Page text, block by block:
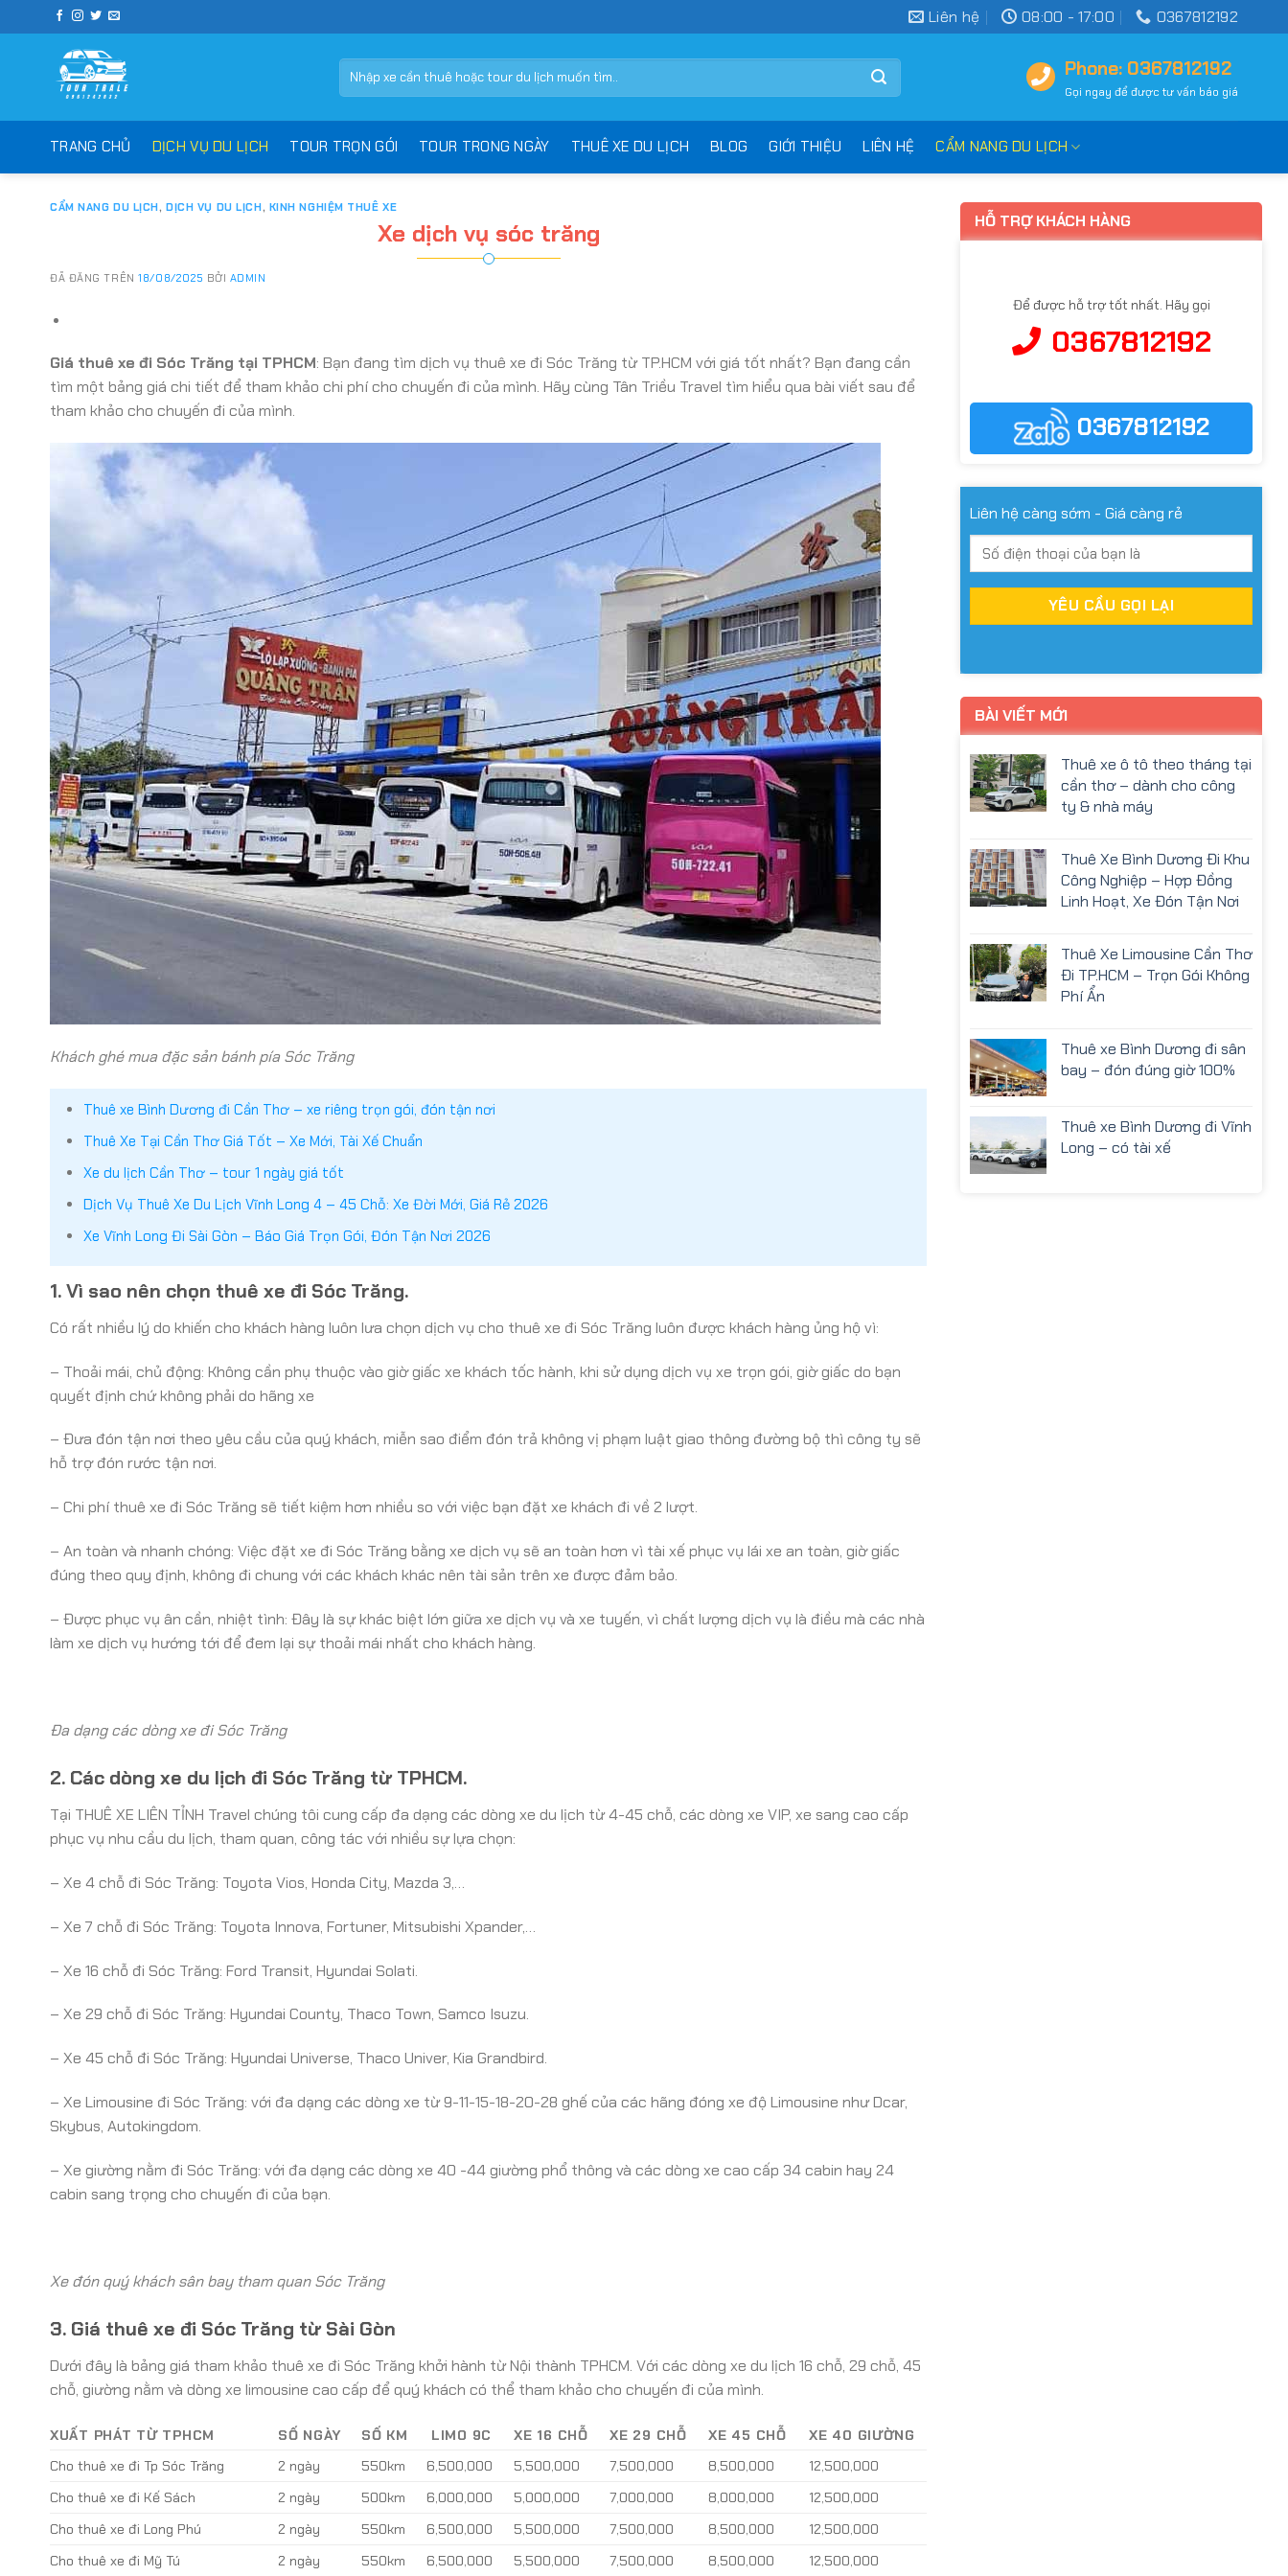
đến
Liên hệ 08:00 - 17:00 0367812192
Tìm
kiếm:
Phone: 0367812192
Gọi ngay để được tư vấn báo giá
TRANG CHỦ DỊCH VỤ DU LỊCH TOUR TRỌN GÓI TOUR TRONG NGÀY THUÊ XE DU LỊCH BLOG GIỚI THIỆU LIÊN HỆ CẨM NANG DU LỊCH
CẨM NANG DU LỊCH,DỊCH VỤ DU LỊCH, KINH NGHIỆM THUÊ XE
Xe dịch vụ sóc trăng
ĐÃ ĐĂNG TRÊN18/08/2025 BỞI ADMIN
Giá thuê xe đi Sóc Trăng tại TPHCM: Bạn đang tìm dịch vụ thuê xe đi Sóc Trăng từ TP.HCM với giá tốt nhất? Bạn đang cần
tìm một bảng giá chi tiết để tham khảo chi phí cho chuyến đi của mình. Hãy cùng Tân Triều Travel tìm hiểu qua bài viết sau để
tham khảo cho chuyến đi của mình.
Khách ghé mua đặc sản bánh pía Sóc Trăng
Thuê xe Bình Dương đi Cần Thơ – xe riêng trọn gói, đón tận nơi
Thuê Xe Tại Cần Thơ Giá Tốt – Xe Mới, Tài Xế Chuẩn
Xe du lịch Cần Thơ – tour 1 ngày giá tốt
Dịch Vụ Thuê Xe Du Lịch Vĩnh Long 4 – 45 Chỗ: Xe Đời Mới, Giá Rẻ 2026
Xe Vĩnh Long Đi Sài Gòn – Báo Giá Trọn Gói, Đón Tận Nơi 2026
1. Vì sao nên chọn thuê xe đi Sóc Trăng.
Có rất nhiều lý do khiến cho khách hàng luôn lưa chọn dịch vụ cho thuê xe đi Sóc Trăng luôn được khách hàng ủng hộ vì:
– Thoải mái, chủ động: Không cần phụ thuộc vào giờ giấc xe khách tốc hành, khi sử dụng dịch vụ xe trọn gói, giờ giấc do bạn
quyết định chứ không phải do hãng xe
– Đưa đón tận nơi theo yêu cầu của quý khách, miễn sao điểm đón trả không vị phạm luật giao thông đường bộ thì công ty sẽ
hỗ trợ đón rước tận nơi.
– Chi phí thuê xe đi Sóc Trăng sẽ tiết kiệm hơn nhiều so với việc bạn đặt xe khách đi về 2 lượt.
– An toàn và nhanh chóng: Việc đặt xe đi Sóc Trăng bằng xe dịch vụ sẽ an toàn hơn vì tài xế phục vụ lái xe an toàn, giờ giấc
đúng theo quy định, không đi chung với các khách khác nên tài sản trên xe được đảm bảo.
– Được phục vụ ân cần, nhiệt tình: Đây là sự khác biệt lớn giữa xe dịch vụ và xe tuyến, vì chất lượng dịch vụ là điều mà các nhà
làm xe dịch vụ hướng tới để đem lại sự thoải mái nhất cho khách hàng.
Đa dạng các dòng xe đi Sóc Trăng
2. Các dòng xe du lịch đi Sóc Trăng từ TPHCM.
Tại THUÊ XE LIÊN TỈNH Travel chúng tôi cung cấp đa dạng các dòng xe du lịch từ 4-45 chỗ, các dòng xe VIP, xe sang cao cấp
phục vụ nhu cầu du lịch, tham quan, công tác với nhiều sự lựa chọn:
– Xe 4 chỗ đi Sóc Trăng: Toyota Vios, Honda City, Mazda 3,…
– Xe 7 chỗ đi Sóc Trăng: Toyota Innova, Fortuner, Mitsubishi Xpander,…
– Xe 16 chỗ đi Sóc Trăng: Ford Transit, Hyundai Solati.
– Xe 29 chỗ đi Sóc Trăng: Hyundai County, Thaco Town, Samco Isuzu.
– Xe 45 chỗ đi Sóc Trăng: Hyundai Universe, Thaco Univer, Kia Grandbird.
– Xe Limousine đi Sóc Trăng: với đa dạng các dòng xe từ 9-11-15-18-20-28 ghế của các hãng đóng xe độ Limousine như Dcar,
Skybus, Autokingdom.
– Xe giường nằm đi Sóc Trăng: với đa dạng các dòng xe 40 -44 giường phổ thông và các dòng xe cao cấp 34 cabin hay 24
cabin sang trọng cho chuyến đi của bạn.
Xe đón quý khách sân bay tham quan Sóc Trăng
3. Giá thuê xe đi Sóc Trăng từ Sài Gòn
Dưới đây là bảng giá tham khảo thuê xe đi Sóc Trăng khởi hành từ Nội thành TPHCM. Với các dòng xe du lịch 16 chỗ, 29 chỗ, 45
chỗ, giường nằm và dòng xe limousine cao cấp để quý khách có thể tham khảo cho chuyến đi của mình.
XUẤT PHÁT TỪ TPHCM SỐ NGÀY SỐ KM LIMO 9C XE 16 CHỖ XE 29 CHỖ XE 45 CHỖ
XE 40 GIƯỜNG
Cho thuê xe đi Tp Sóc Trăng
2 ngày 550km 6,500,000 5,500,000 7,500,000 8,500,000
12,500,000
Cho thuê xe đi Kế Sách
2 ngày 500km 6,000,000 5,000,000 7,000,000 8,000,000
12,500,000
Cho thuê xe đi Long Phú
2 ngày 550km 6,500,000 5,500,000 7,500,000 8,500,000
12,500,000
Cho thuê xe đi Mỹ Tú
2 ngày 550km 6,500,000 5,500,000 7,500,000 8,500,000
12,500,000
HỖ TRỢ KHÁCH HÀNG
Để được hỗ trợ tốt nhất. Hãy gọi
0367812192
0367812192
Liên hệ càng sớm - Giá càng rẻ
BÀI VIẾT MỚI
Thuê xe ô tô theo tháng tại
cần thơ – dành cho công
ty & nhà máy
Thuê Xe Bình Dương Đi Khu
Công Nghiệp – Hợp Đồng
Linh Hoạt, Xe Đón Tận Nơi
Thuê Xe Limousine Cần Thơ
Đi TP.HCM – Trọn Gói Không
Phí Ẩn
Thuê xe Bình Dương đi sân
bay – đón đúng giờ 100%
Thuê xe Bình Dương đi Vĩnh
Long – có tài xế